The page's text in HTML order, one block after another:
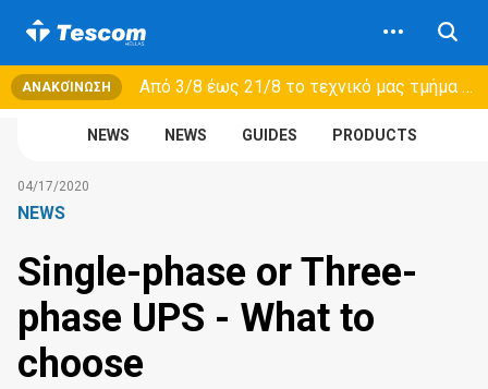
ΑΝΑΚΟΊΝΩΣΗ Από 3/8 έως 21/8 τo τεχνικό μας τμήμα θα εξυπηρετεί μόνο συμβόλαια συντήρησης και όχι νέες παραλαβές →
NEWS NEWS GUIDES PRODUCTS
04/17/2020
NEWS
Single-phase or Three-
phase UPS - What to
choose